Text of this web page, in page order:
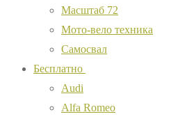
Масштаб 72
Мото-вело техника
Самосвал
Бесплатно
Audi
Alfa Romeo